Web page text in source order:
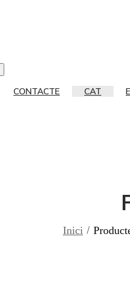
CONTACTE CAT
Inici